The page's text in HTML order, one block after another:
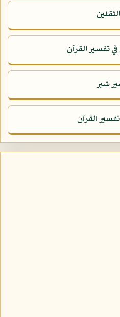
تفسير القرآن
شبر
تفسير القرآن